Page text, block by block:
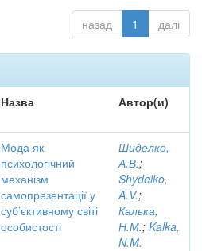
назад 1 далі
Назва Автор(и)
Мода як
психологічний
механізм
самопрезентації у
суб’єктивному світі
особистості
Шиделко,
А.В.;
Shydelko,
A.V.;
Калька,
Н.М.; Kalka,
N.M.